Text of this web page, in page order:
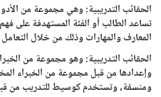
الحقائب التدريبية: وهي مجموعة من
تساعد الطالب أو الفئة المستهدفة على
المعارف والمهارات وذلك من خلال
الحقائب التدريبية: وهو مجموعة من
وإعدادها من قبل مجموعة من الخبراء
ومنسقة، وتستخدم كوسيط للتدريب من